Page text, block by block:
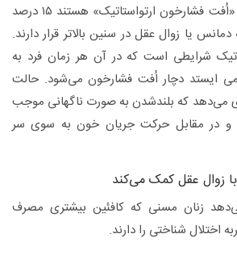
افراد مسنی که مبتلا به «اُفت فشارخون ارتواستاتیک» هستند ۱۵ درصد
یا زوال عقل در سنین بالاتر قرار دارند.
شرایطی است که در آن هر زمان فرد به
ایستد دچار اُفت فشارخون می‌شود. حالت
می‌دهد که بلندشدن به صورت ناگهانی موجب
در مقابل حرکت جریان خون به سوی سر
زوال عقل کمک می‌کند
زنان مسنی که کافئین بیشتری مصرف
اختلال شناختی را دارند.